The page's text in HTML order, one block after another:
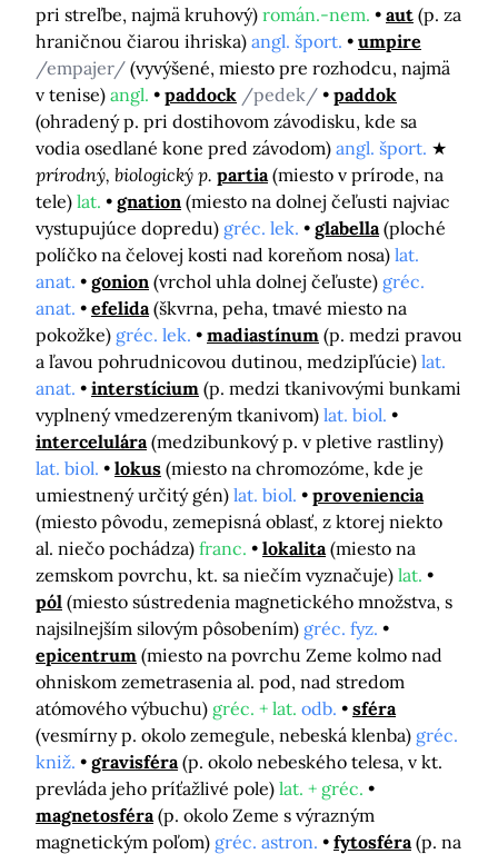
pri streľbe, najmä kruhový) román.-nem. aut (p. za
hraničnou čiarou ihriska) angl. šport.
umpire
/empajer/ (vyvýšené, miesto pre rozhodcu, najmä
v tenise) angl. paddock /pedek/
paddok
(ohradený p. pri dostihovom závodisku, kde sa
vodia osedlané kone pred závodom) angl. šport.
prírodný, biologický p. partia (miesto v prírode, na
tele) lat. gnation (miesto na dolnej čeľusti najviac
vystupujúce dopredu) gréc. lek. glabella (ploché
políčko na čelovej kosti nad koreňom nosa) lat.
anat.
gonion (vrchol uhla dolnej čeľuste) gréc.
anat.
efelida (škvrna, peha, tmavé miesto na
pokožke) gréc. lek. madiastínum (p. medzi pravou
a ľavou pohrudnicovou dutinou, medzipľúcie) lat.
anat.
interstícium (p. medzi tkanivovými bunkami
vyplnený vmedzereným tkanivom) lat. biol.
intercelulára (medzibunkový p. v pletive rastliny)
lat. biol.
lokus (miesto na chromozóme, kde je
umiestnený určitý gén) lat. biol.
proveniencia
(miesto pôvodu, zemepisná oblasť, z ktorej niekto
al. niečo pochádza) franc. lokalita (miesto na
zemskom povrchu, kt. sa niečím vyznačuje) lat.
pól (miesto sústredenia magnetického množstva, s
najsilnejším silovým pôsobením) gréc. fyz.
epicentrum (miesto na povrchu Zeme kolmo nad
ohniskom zemetrasenia al. pod, nad stredom
atómového výbuchu) gréc. + lat. odb.
sféra
(vesmírny p. okolo zemegule, nebeská klenba) gréc.
kniž.
gravisféra (p. okolo nebeského telesa, v kt.
prevláda jeho príťažlivé pole) lat. + gréc.
magnetosféra (p. okolo Zeme s výrazným
magnetickým poľom) gréc. astron. fytosféra (p. na